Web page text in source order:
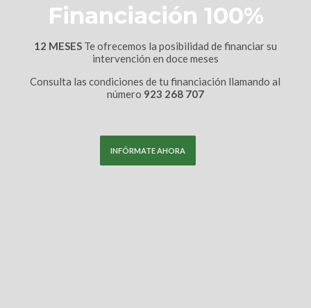
Financiación 100%
12 MESESTe ofrecemos la posibilidad de financiar su
intervención en doce meses
Consulta las condiciones de tu financiación llamando al
número 923 268 707
INFÓRMATE AHORA